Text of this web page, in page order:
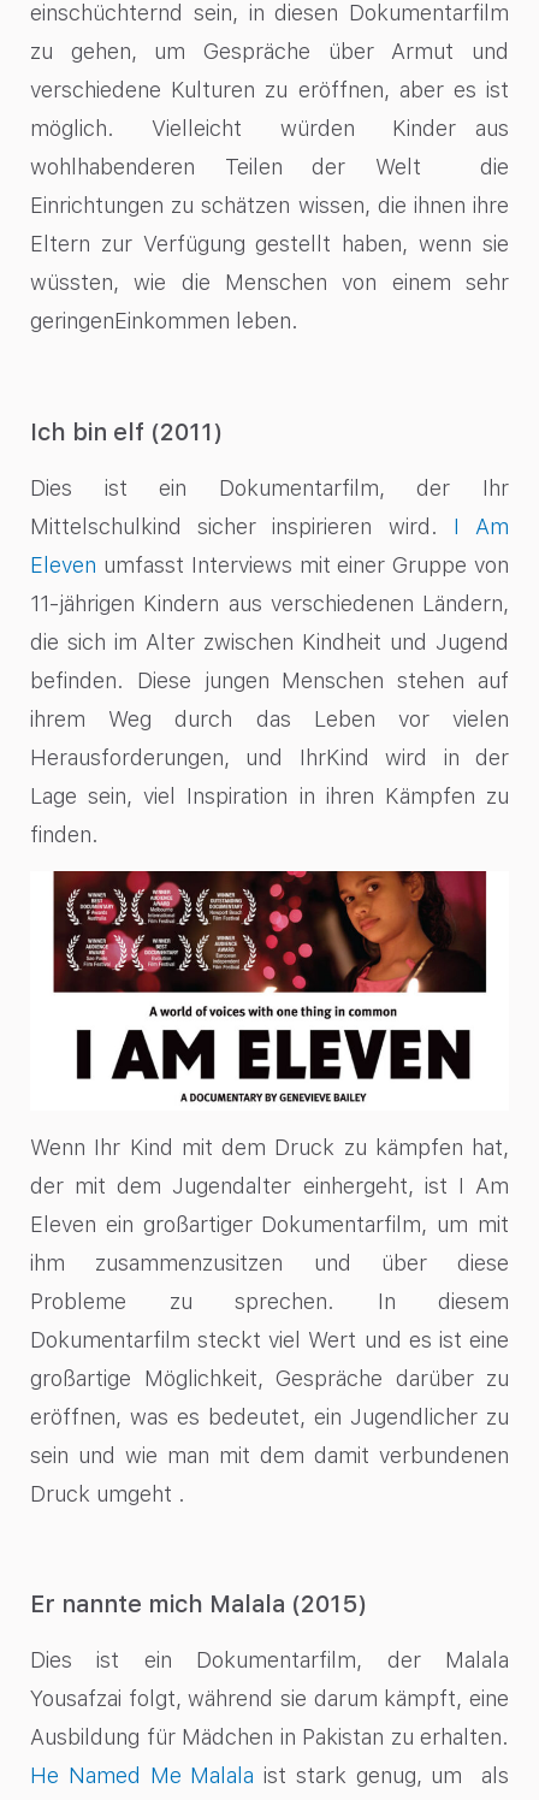
einschüchternd sein, in diesen Dokumentarfilm
zu gehen, um Gespräche über Armut und
verschiedene Kulturen zu eröffnen, aber es ist
möglich. Vielleicht würden Kinder aus
wohlhabenderen Teilen der Welt die
Einrichtungen zu schätzen wissen, die ihnen ihre
Eltern zur Verfügung gestellt haben, wenn sie
wüssten, wie die Menschen von einem sehr
geringenEinkommen leben.
Ich bin elf (2011)
Dies ist ein Dokumentarfilm, der Ihr
Mittelschulkind sicher inspirieren wird. I Am
Eleven umfasst Interviews mit einer Gruppe von
11-jährigen Kindern aus verschiedenen Ländern,
die sich im Alter zwischen Kindheit und Jugend
befinden. Diese jungen Menschen stehen auf
ihrem Weg durch das Leben vor vielen
Herausforderungen, und IhrKind wird in der
Lage sein, viel Inspiration in ihren Kämpfen zu
finden.
Wenn Ihr Kind mit dem Druck zu kämpfen hat,
der mit dem Jugendalter einhergeht, ist I Am
Eleven ein großartiger Dokumentarfilm, um mit
ihm zusammenzusitzen und über diese
Probleme zu sprechen. In diesem
Dokumentarfilm steckt viel Wert und es ist eine
großartige Möglichkeit, Gespräche darüber zu
eröffnen, was es bedeutet, ein Jugendlicher zu
sein und wie man mit dem damit verbundenen
Druck umgeht .
Er nannte mich Malala (2015)
Dies ist ein Dokumentarfilm, der Malala
Yousafzai folgt, während sie darum kämpft, eine
Ausbildung für Mädchen in Pakistan zu erhalten.
He Named Me Malala ist stark genug, um als